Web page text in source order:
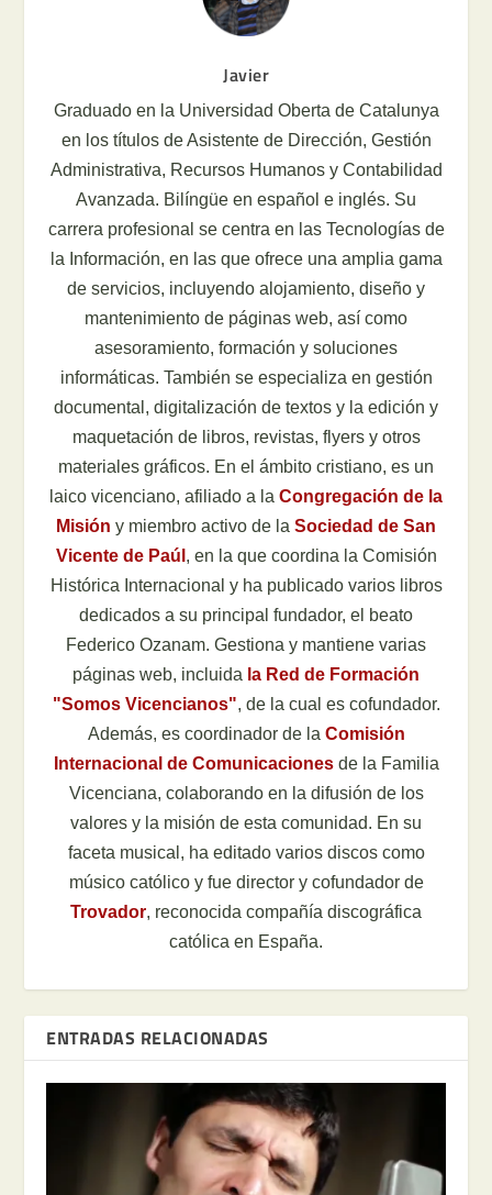
Javier
Graduado en la Universidad Oberta de Catalunya
en los títulos de Asistente de Dirección, Gestión
Administrativa, Recursos Humanos y Contabilidad
Avanzada. Bilíngüe en español e inglés. Su
carrera profesional se centra en las Tecnologías de
la Información, en las que ofrece una amplia gama
de servicios, incluyendo alojamiento, diseño y
mantenimiento de páginas web, así como
asesoramiento, formación y soluciones
informáticas. También se especializa en gestión
documental, digitalización de textos y la edición y
maquetación de libros, revistas, flyers y otros
materiales gráficos. En el ámbito cristiano, es un
laico vicenciano, afiliado a la Congregación de la
Misión y miembro activo de la Sociedad de San
Vicente de Paúl , en la que coordina la Comisión
Histórica Internacional y ha publicado varios libros
dedicados a su principal fundador, el beato
Federico Ozanam. Gestiona y mantiene varias
páginas web, incluida la Red de Formación
"Somos Vicencianos", de la cual es cofundador.
Además, es coordinador de la Comisión
Internacional de Comunicacionesde la Familia
Vicenciana, colaborando en la difusión de los
valores y la misión de esta comunidad. En su
faceta musical, ha editado varios discos como
músico católico y fue director y cofundador de
Trovador, reconocida compañía discográfica
católica en España.
ENTRADAS RELACIONADAS